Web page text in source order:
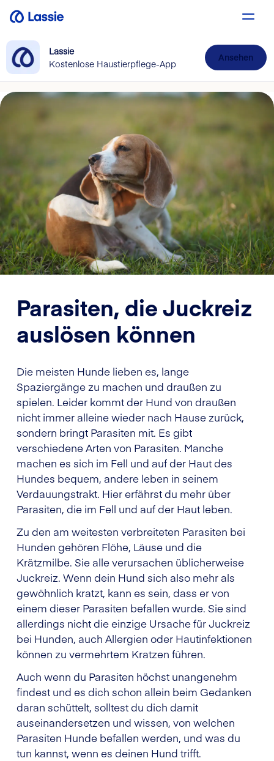
Lassie
Kostenlose Haustierpflege-App
Ansehen
Parasiten, die Juckreiz
auslösen können
Die meisten Hunde lieben es, lange
Spaziergänge zu machen und draußen zu
spielen. Leider kommt der Hund von draußen
nicht immer alleine wieder nach Hause zurück,
sondern bringt Parasiten mit. Es gibt
verschiedene Arten von Parasiten. Manche
machen es sich im Fell und auf der Haut des
Hundes bequem, andere leben in seinem
Verdauungstrakt. Hier erfährst du mehr über
Parasiten, die im Fell und auf der Haut leben.
Zu den am weitesten verbreiteten Parasiten bei
Hunden gehören Flöhe, Läuse und die
Krätzmilbe. Sie alle verursachen üblicherweise
Juckreiz. Wenn dein Hund sich also mehr als
gewöhnlich kratzt, kann es sein, dass er von
einem dieser Parasiten befallen wurde. Sie sind
allerdings nicht die einzige Ursache für Juckreiz
bei Hunden, auch Allergien oder Hautinfektionen
können zu vermehrtem Kratzen führen.
Auch wenn du Parasiten höchst unangenehm
findest und es dich schon allein beim Gedanken
daran schüttelt, solltest du dich damit
auseinandersetzen und wissen, von welchen
Parasiten Hunde befallen werden, und was du
tun kannst, wenn es deinen Hund trifft.